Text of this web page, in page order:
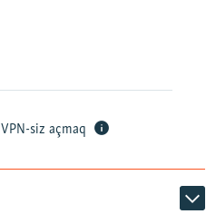
360p 480p
1080p
VPN-siz açmaq